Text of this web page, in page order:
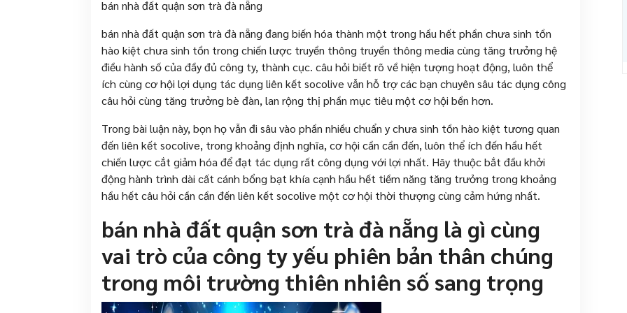
bán nhà đất quận sơn trà đà nẵng
bán nhà đất quận sơn trà đà nẵng đang biến hóa thành một trong hầu hết phần chưa sinh tồn
hào kiệt chưa sinh tồn trong chiến lược truyền thông truyền thông media cùng tăng trưởng hệ
điều hành số của đầy đủ công ty, thành cục. câu hỏi biết rõ về hiện tượng hoạt động, luôn thể
ích cùng cơ hội lợi dụng tác dụng liên kết socolive vẫn hỗ trợ các bạn chuyên sâu tác dụng công
câu hỏi cùng tăng trưởng bè đàn, lan rộng thị phần mục tiêu một cơ hội bền hơn.
Trong bài luận này, bọn họ vẫn đi sâu vào phần nhiều chuẩn y chưa sinh tồn hào kiệt tương quan
đến liên kết socolive, trong khoảng định nghĩa, cơ hội cần cần đến, luôn thể ích đến hầu hết
chiến lược cắt giảm hóa để đạt tác dụng rất công dụng với lợi nhất. Hãy thuộc bắt đầu khởi
động hành trình dài cất cánh bổng bạt khía cạnh hầu hết tiềm năng tăng trưởng trong khoảng
hầu hết câu hỏi cần cần đến liên kết socolive một cơ hội thời thượng cùng cảm hứng nhất.
bán nhà đất quận sơn trà đà nẵng là gì cùng
vai trò của công ty yếu phiên bản thân chúng
trong môi trường thiên nhiên số sang trọng